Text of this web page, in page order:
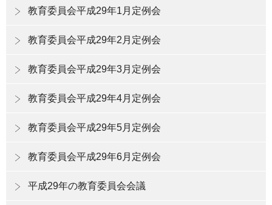
教育委員会平成29年1月定例会
教育委員会平成29年2月定例会
教育委員会平成29年3月定例会
教育委員会平成29年4月定例会
教育委員会平成29年5月定例会
教育委員会平成29年6月定例会
平成29年の教育委員会会議